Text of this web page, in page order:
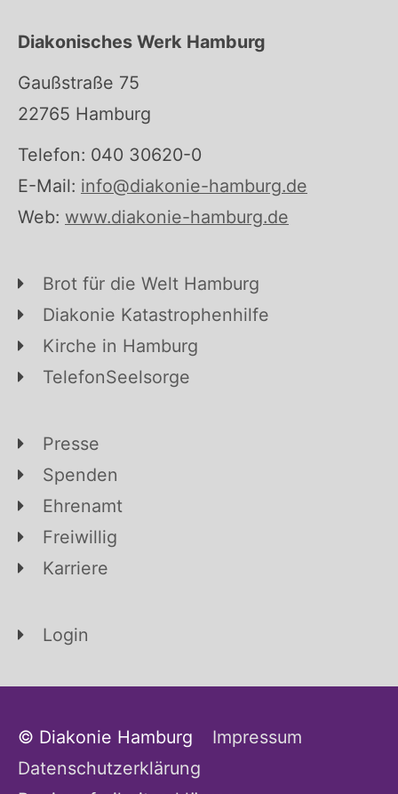
Diakonisches Werk Hamburg
Gaußstraße 75
22765 Hamburg
Telefon: 040 30620-0
E-Mail: info@diakonie-hamburg.de
Web: www.diakonie-hamburg.de
Brot für die Welt Hamburg
Diakonie Katastrophenhilfe
Kirche in Hamburg
TelefonSeelsorge
Presse
Spenden
Ehrenamt
Freiwillig
Karriere
Login
© Diakonie Hamburg
Impressum
Datenschutzerklärung